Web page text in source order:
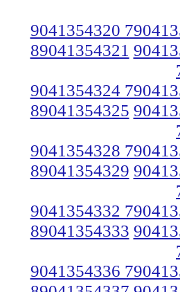
9041354320
89041354321
9041354324
89041354325
9041354328
89041354329
9041354332
89041354333
9041354336